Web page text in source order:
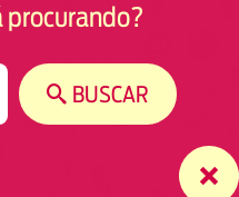
procurando?
BUSCAR